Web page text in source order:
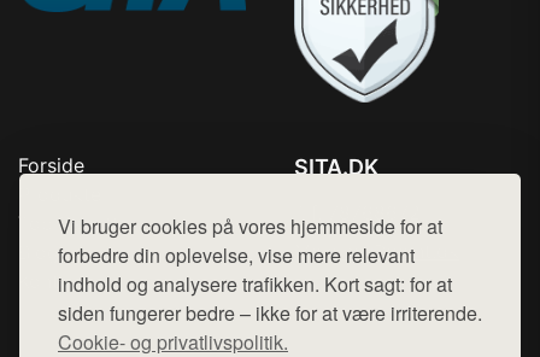
Vi bruger cookies på vores hjemmeside for at
forbedre din oplevelse, vise mere relevant
indhold og analysere trafikken. Kort sagt: for at
siden fungerer bedre – ikke for at være irriterende.
Cookie- og privatlivspolitik.
Forside
Top Rabatter
Blog
Kontakt
SITA.DK
Mail: hej@want.dk
Cookie- og privatlivspolitik